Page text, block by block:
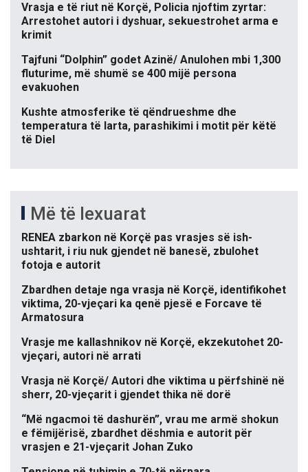
Vrasja e të riut në Korçë, Policia njoftim zyrtar:
Arrestohet autori i dyshuar, sekuestrohet arma e
krimit
Tajfuni “Dolphin” godet Azinë/ Anulohen mbi 1,300
fluturime, më shumë se 400 mijë persona
evakuohen
Kushte atmosferike të qëndrueshme dhe
temperatura të larta, parashikimi i motit për këtë
të Diel
Më të lexuarat
RENEA zbarkon në Korçë pas vrasjes së ish-
ushtarit, i riu nuk gjendet në banesë, zbulohet
fotoja e autorit
Zbardhen detaje nga vrasja në Korçë, identifikohet
viktima, 20-vjeçari ka qenë pjesë e Forcave të
Armatosura
Vrasje me kallashnikov në Korçë, ekzekutohet 20-
vjeçari, autori në arrati
Vrasja në Korçë/ Autori dhe viktima u përfshinë në
sherr, 20-vjeçarit i gjendet thika në dorë
“Më ngacmoi të dashurën”, vrau me armë shokun
e fëmijërisë, zbardhet dëshmia e autorit për
vrasjen e 21-vjeçarit Johan Zuko